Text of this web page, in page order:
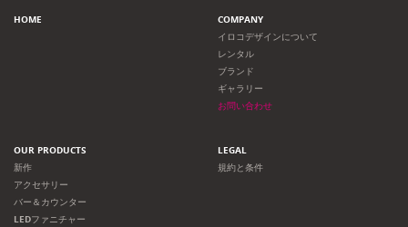
HOME
COMPANY
イロコデザインについて
レンタル
ブランド
ギャラリー
お問い合わせ
OUR PRODUCTS
新作
アクセサリー
バー＆カウンター
LEDファニチャー
LEGAL
規約と条件